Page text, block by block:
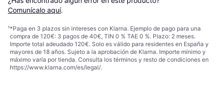
Comunícalo aquí.
¹*Paga en 3 plazos sin intereses con Klarna. Ejemplo de pago para una
compra de 120€: 3 pagos de 40€, TIN 0 % TAE 0 %. Plazo: 2 meses.
Importe total adeudado 120€. Solo es válido para residentes en España y
mayores de 18 años. Sujeto a la aprobación de Klarna. Importe mínimo y
máximo varía por tienda. Consulta los términos y resto de condiciones en
https://www.klarna.com/es/legal/.